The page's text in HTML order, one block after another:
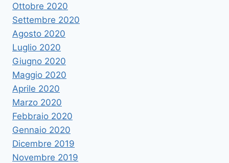
Ottobre 2020
Settembre 2020
Agosto 2020
Luglio 2020
Giugno 2020
Maggio 2020
Aprile 2020
Marzo 2020
Febbraio 2020
Gennaio 2020
Dicembre 2019
Novembre 2019